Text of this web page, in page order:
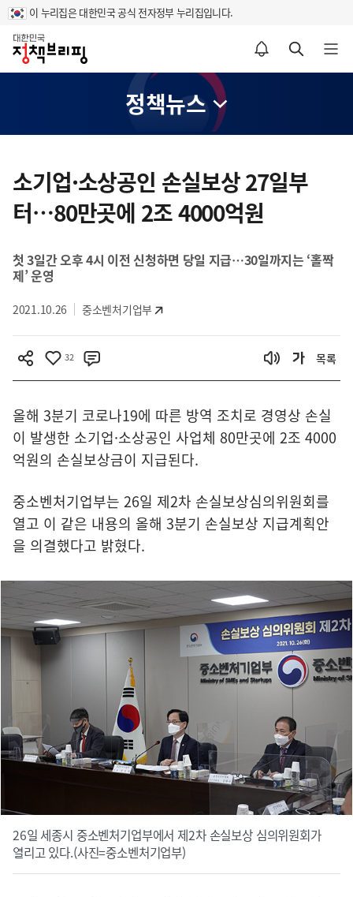
이 누리집은 대한민국 공식 전자정부 누리집입니다.
홈
알림설정 바로가기 검색 바로가기 메뉴 열기
정책뉴스
츠
영
소기업·소상공인 손실보상 27일부
터…80만곳에 2조 4000억원
첫 3일간 오후 4시 이전 신청하면 당일 지급…30일까지는 ‘홀짝
제’ 운영
2021.10.26 중소벤처기업부
32 목록
올해 3분기 코로나19에 따른 방역 조치로 경영상 손실
이 발생한 소기업·소상공인 사업체 80만곳에 2조 4000
억원의 손실보상금이 지급된다.
중소벤처기업부는 26일 제2차 손실보상심의위원회를
열고 이 같은 내용의 올해 3분기 손실보상 지급계획안
을 의결했다고 밝혔다.
26일 세종시 중소벤처기업부에서 제2차 손실보상 심의위원회가
열리고 있다.(사진=중소벤처기업부)